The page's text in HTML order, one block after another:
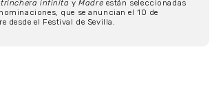
trinchera infinita yMadre están seleccionadas
que se anuncian el 10 de
desde el Festival de Sevilla.